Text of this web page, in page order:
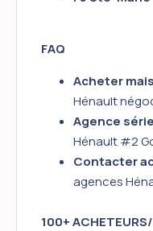
FAQ
Acheter
Hénault
Agence
Hénault #2
Contacter
agences
100+